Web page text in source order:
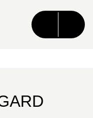
CONTENU